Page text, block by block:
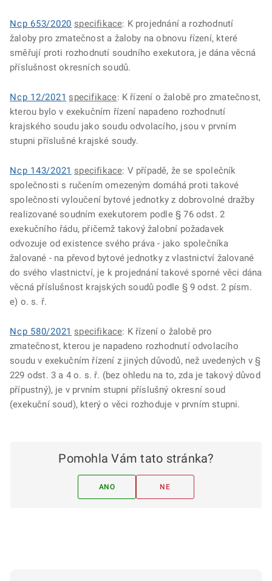
Ncp 653/2020 specifikace: K projednání a rozhodnutí
žaloby pro zmatečnost a žaloby na obnovu řízení, které
směřují proti rozhodnutí soudního exekutora, je dána věcná
příslušnost okresních soudů.
Ncp 12/2021 specifikace: K řízení o žalobě pro zmatečnost,
kterou bylo v exekučním řízení napadeno rozhodnutí
krajského soudu jako soudu odvolacího, jsou v prvním
stupni příslušné krajské soudy.
Ncp 143/2021 specifikace: V případě, že se společník
společnosti s ručením omezeným domáhá proti takové
společnosti vyloučení bytové jednotky z dobrovolné dražby
realizované soudním exekutorem podle § 76 odst. 2
exekučního řádu, přičemž takový žalobní požadavek
odvozuje od existence svého práva - jako společníka
žalované - na převod bytové jednotky z vlastnictví žalované
do svého vlastnictví, je k projednání takové sporné věci dána
věcná příslušnost krajských soudů podle § 9 odst. 2 písm.
e) o. s. ř.
Ncp 580/2021 specifikace: K řízení o žalobě pro
zmatečnost, kterou je napadeno rozhodnutí odvolacího
soudu v exekučním řízení z jiných důvodů, než uvedených v §
229 odst. 3 a 4 o. s. ř. (bez ohledu na to, zda je takový důvod
přípustný), je v prvním stupni příslušný okresní soud
(exekuční soud), který o věci rozhoduje v prvním stupni.
Pomohla Vám tato stránka?
ANO NE